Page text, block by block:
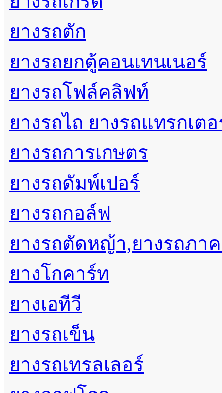
ยางรถตัก
ยางรถยกตู้คอนเทนเนอร์
ยางรถโฟล์คลิฟท์
ยางรถไถ ยางรถแทรกเตอ
ยางรถการเกษตร
ยางรถดัมพ์เปอร์
ยางรถกอล์ฟ
ยางรถตัดหญ้า,ยางรถภา
ยางโกคาร์ท
ยางเอทีวี
ยางรถเข็น
ยางรถเทรลเลอร์